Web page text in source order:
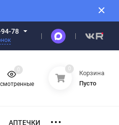
78
0 0
Корзина
Пусто
АПТЕЧКИ